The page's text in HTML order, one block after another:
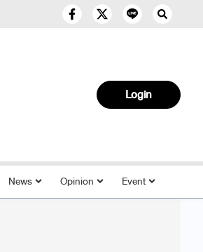
Login
News Opinion Event